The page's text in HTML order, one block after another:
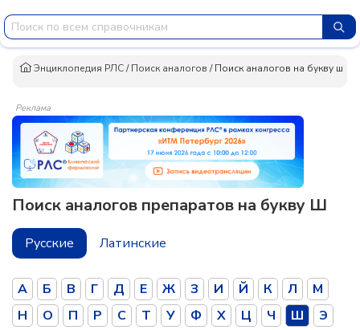
Энциклопедия РЛС/Поиск аналогов /Поиск аналогов на букву ш
Реклама
Поиск аналогов препаратов на букву Ш
Русские Латинские
А Б В Г Д Е Ж З И Й К Л
М
Н
О П Р С Т У Ф Х Ц Ч Ш
Э